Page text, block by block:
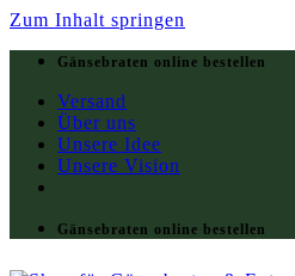
Zum Inhalt springen
Gänsebraten online bestellen
Versand
Über uns
Unsere Idee
Unsere Vision
Gänsebraten online bestellen